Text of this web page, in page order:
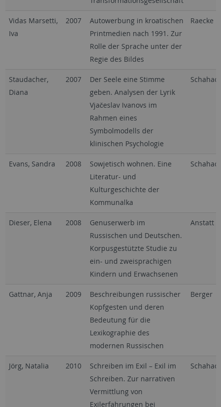
Vidas Marsetti,
Iva
2007
Autowerbung in kroatischen
Printmedien nach 1991. Zur
Rolle der Sprache unter der
Regie des Bildes
Raecke
Staudacher,
Diana
2007
Der Seele eine Stimme
geben. Analysen der Lyrik
Vjačeslav Ivanovs im
Rahmen eines
Symbolmodells der
klinischen Psychologie
Evans, Sandra 2008
Sowjetisch wohnen. Eine
Literatur- und
Kulturgeschichte der
Kommunalka
Dieser, Elena 2008
Genuserwerb im
Russischen und Deutschen.
Korpusgestützte Studie zu
ein- und zweisprachigen
Kindern und Erwachsenen
Anstatt
Gattnar, Anja 2009
Beschreibungen russischer
Kopfgesten und deren
Bedeutung für die
Lexikographie des
modernen Russischen
Berger
Jörg, Natalia 2010
Schreiben im Exil – Exil im
Schreiben. Zur narrativen
Vermittlung von
Exilerfahrungen bei